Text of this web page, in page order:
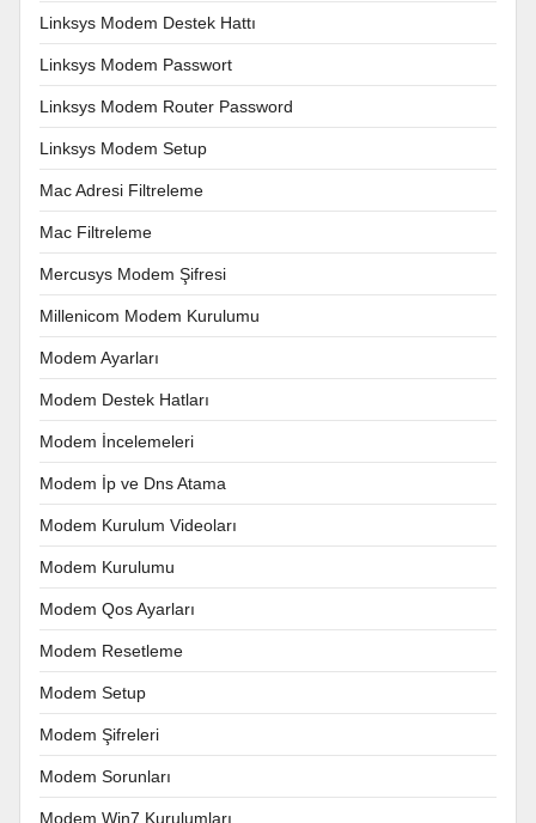
Linksys Modem Destek Hattı
Linksys Modem Passwort
Linksys Modem Router Password
Linksys Modem Setup
Mac Adresi Filtreleme
Mac Filtreleme
Mercusys Modem Şifresi
Millenicom Modem Kurulumu
Modem Ayarları
Modem Destek Hatları
Modem İncelemeleri
Modem İp ve Dns Atama
Modem Kurulum Videoları
Modem Kurulumu
Modem Qos Ayarları
Modem Resetleme
Modem Setup
Modem Şifreleri
Modem Sorunları
Modem Win7 Kurulumları